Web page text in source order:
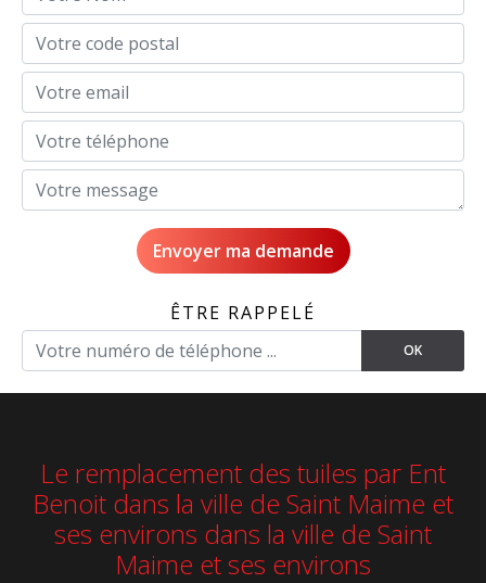
ÊTRE RAPPELÉ
Le remplacement des tuiles par Ent
Benoit dans la ville de Saint Maime et
ses environs dans la ville de Saint
Maime et ses environs